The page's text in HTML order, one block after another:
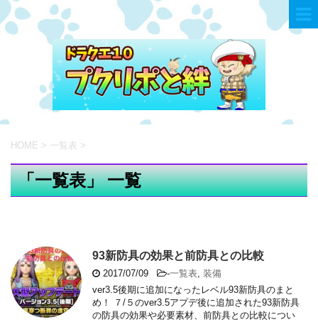
HOME > 一覧表 >
「一覧表」 一覧
93新防具の効果と前防具との比較
2017/07/09 -一覧表, 装備
ver3.5後期に追加になったレベル93新防具のまと
め！ ７/５のver3.5アプデ後に追加された93新防具
の防具の効果や必要素材、前防具との比較につい